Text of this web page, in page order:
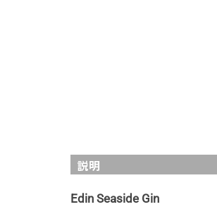
説明
Edin Seaside Gin